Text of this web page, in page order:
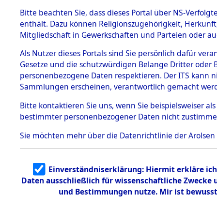
BESTÄNDE
1.
mente
5. Verschiedenes
5.3
Todesmärsche
5.3.1 Alliierte
Erhebungen
zu
Todesmärsch
en
5.3.2
Identifizierun
g
5.3.3
Todesmärsch
auf dem
vorm
Neustadt
0003
Bitte beachten Sie, dass dieses Portal über NS-
enthält. Dazu können Religionszugehörigkeit,
Mitgliedschaft in Gewerkschaften und Parteien oder
Als Nutzer dieses Portals sind Sie persönlich dafür
Gesetze und die schutzwürdigen Belange Dritter
personenbezogene Daten respektieren. Der ITS
Sammlungen erscheinen, verantwortlich gemacht
Bitte kontaktieren Sie uns, wenn Sie beispielsweiser
bestimmter personenbezogener Daten nicht
Sie möchten mehr über die Datenrichtlinie der Arolsen
Einverständniserklärung: Hiermit erkläre
Daten ausschließlich für wissenschaftliche
und Bestimmungen nutze. Mir ist